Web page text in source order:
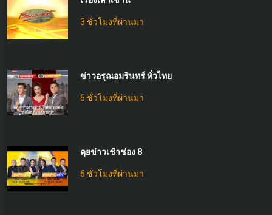
3 ชั่วโมงที่ผ่านมา
ข่าวอรุณอมรินทร์ ทั่วไทย
6 ชั่วโมงที่ผ่านมา
คุยข่าวเช้าช่อง 8
6 ชั่วโมงที่ผ่านมา